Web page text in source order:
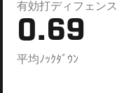
有効打ディフェンス
0.69
平均ﾉｯｸﾀﾞｳﾝ